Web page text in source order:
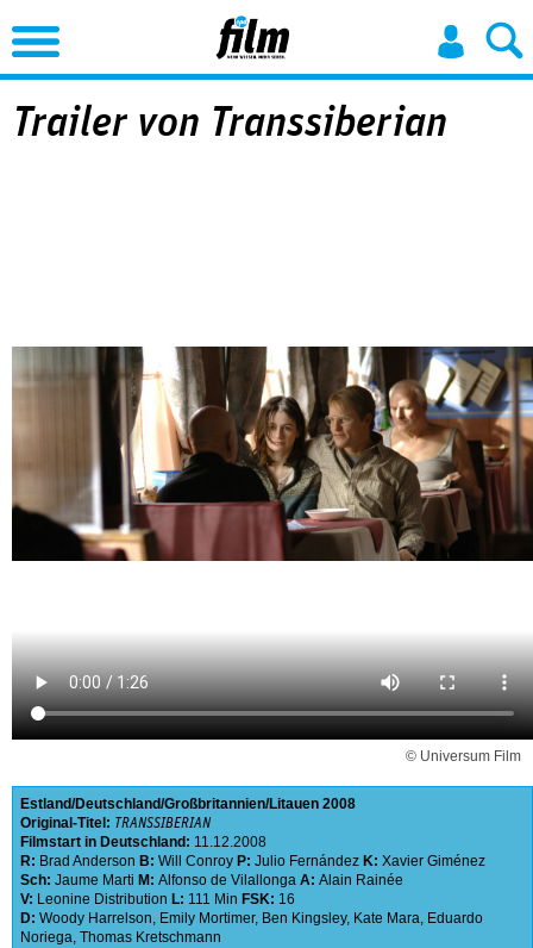
Jump to Navigation
Trailer von Transsiberian
© Universum Film
Estland Deutschland Großbritannien Litauen 2008
Original-Titel: TRANSSIBERIAN
Filmstart in Deutschland: 11.12.2008
R: Brad Anderson B: Will Conroy P: Julio Fernández K: Xavier Giménez
Sch: Jaume Marti M: Alfonso de Vilallonga A: Alain Rainée
V: Leonine Distribution L: 111 Min FSK: 16
D: Woody Harrelson, Emily Mortimer, Ben Kingsley, Kate Mara, Eduardo
Noriega, Thomas Kretschmann